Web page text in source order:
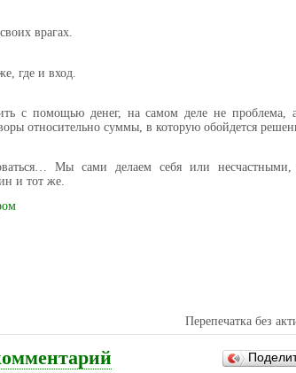
врагах.
где и вход.
с помощью денег, на самом деле не проблема, а
относительно суммы, в которую обойдется
Мы сами делаем себя или
и тот же.
Перепечатка без